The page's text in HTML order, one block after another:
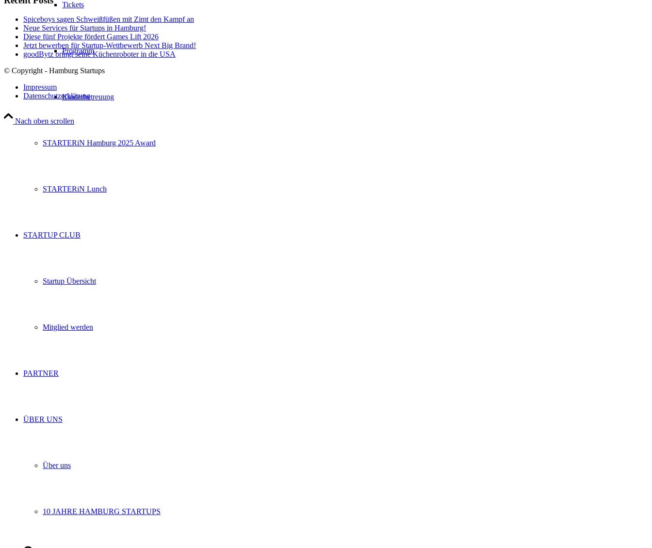
Tickets
Programm
Kinderbetreuung
STARTERiN Hamburg 2025 Award
STARTERiN Lunch
STARTUP CLUB
Startup Übersicht
Mitglied werden
PARTNER
ÜBER UNS
Über uns
10 JAHRE HAMBURG STARTUPS
Spiceboys sagen Schweißfüßen mit Zimt den Kampf an
Neue Services für Startups in Hamburg!
Diese fünf Projekte fördert Games Lift 2026
Jetzt bewerben für Startup-Wettbewerb Next Big Brand!
goodBytz bringt seine Küchenroboter in die USA
© Copyright - Hamburg Startups
Impressum
Datenschutzerklärung
Nach oben scrollen